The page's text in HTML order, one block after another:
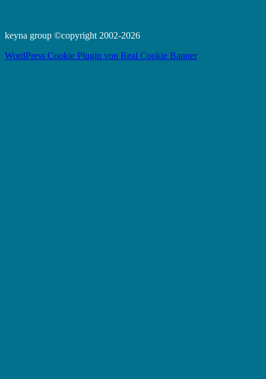
keyna group ©copyright 2002-2026
WordPress Cookie Plugin von Real Cookie Banner